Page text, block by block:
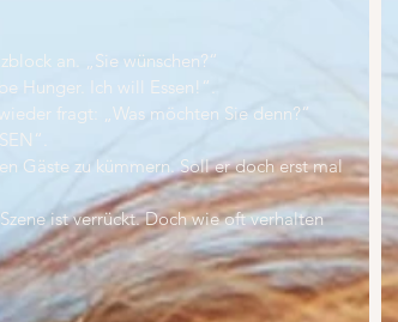
an. „Sie wünschen?“
Hunger. Ich will Essen!“.
fragt: „Was möchten Sie denn?“
Gäste zu kümmern. Soll er doch erst mal
ist verrückt. Doch wie oft verhalten